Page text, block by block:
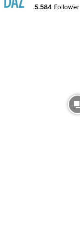
5.584 Follower